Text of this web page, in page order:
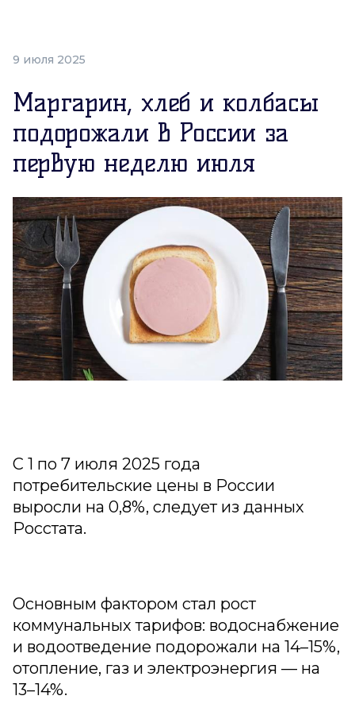
9 июля 2025
Маргарин, хлеб и колбасы
подорожали в России за
первую неделю июля
С 1 по 7 июля 2025 года
потребительские цены в России
выросли на 0,8%, следует из данных
Росстата.
Основным фактором стал рост
коммунальных тарифов: водоснабжение
и водоотведение подорожали на 14–15%,
отопление, газ и электроэнергия — на
13–14%.